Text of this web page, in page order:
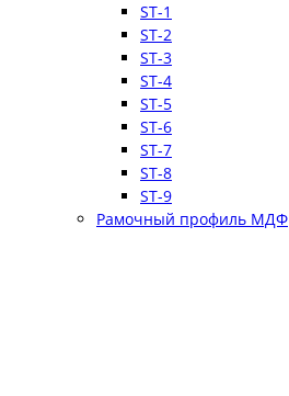
ST-1
ST-2
ST-3
ST-4
ST-5
ST-6
ST-7
ST-8
ST-9
Рамочный профиль МДФ